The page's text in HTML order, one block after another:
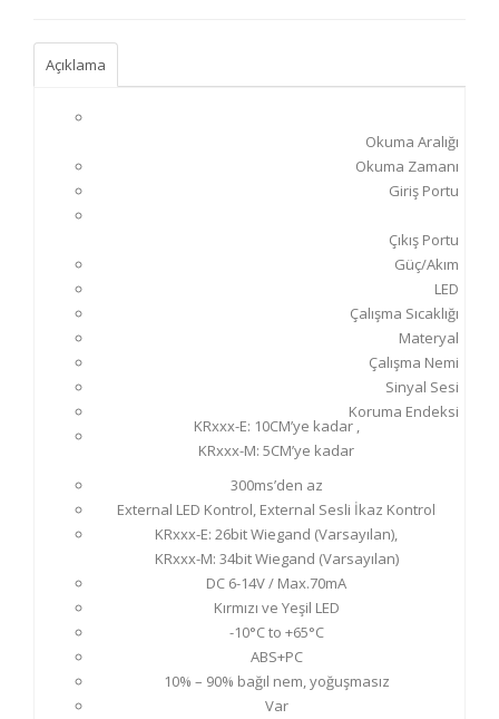
Açıklama
Okuma Aralığı
Okuma Zamanı
Giriş Portu
Çıkış Portu
Güç/Akım
LED
Çalışma Sıcaklığı
Materyal
Çalışma Nemi
Sinyal Sesi
Koruma Endeksi
KRxxx-E: 10CM’ye kadar ,
KRxxx-M: 5CM’ye kadar
300ms’den az
External LED Kontrol, External Sesli İkaz Kontrol
KRxxx-E: 26bit Wiegand (Varsayılan),
KRxxx-M: 34bit Wiegand (Varsayılan)
DC 6-14V / Max.70mA
Kırmızı ve Yeşil LED
-10°C to +65°C
ABS+PC
10% – 90% bağıl nem, yoğuşmasız
Var